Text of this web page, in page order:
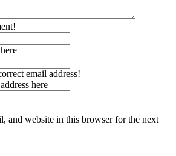
email address!
here
and website in this browser for the next